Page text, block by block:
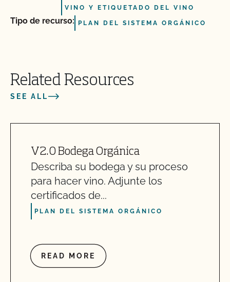
VINO Y ETIQUETADO DEL VINO
Tipo de recurso: PLAN DEL SISTEMA ORGÁNICO
Related Resources
SEE ALL
V2.0 Bodega Orgánica
Describa su bodega y su proceso
para hacer vino. Adjunte los
certificados de...
PLAN DEL SISTEMA ORGÁNICO
READ MORE